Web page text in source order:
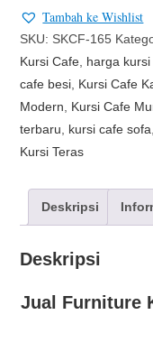
Tambah ke Wishlist
SKU: SKCF-165
Kursi Cafe harga
cafe besi Kursi Cafe
Modern
Kursi Cafe
terbaru
kursi cafe sofa
Kursi Teras
Deskripsi
Deskripsi
Jual Furniture